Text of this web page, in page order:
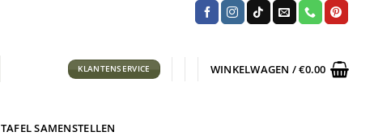
KLANTENSERVICE WINKELWAGEN /€0.00
TAFEL SAMENSTELLEN